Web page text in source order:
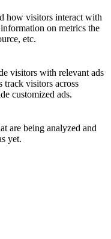
how visitors interact with
on metrics the
etc.
visitors with relevant ads
track visitors across
customized ads.
are being analyzed and
yet.